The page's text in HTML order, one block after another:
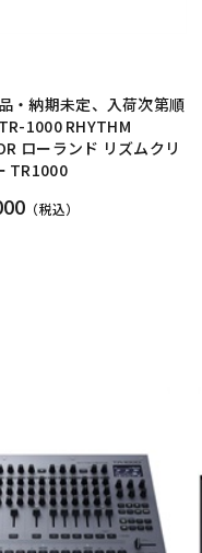
・納期未定、入荷次第順
1000 RHYTHM
ローランド リズムクリ
TR1000
（税込）